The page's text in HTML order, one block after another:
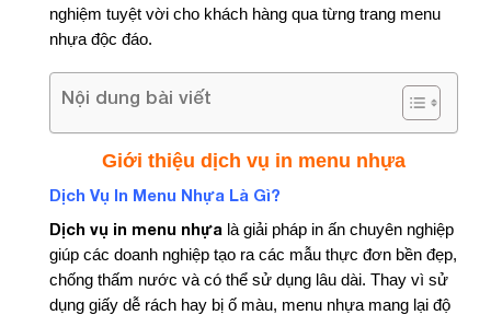
nghiệm tuyệt vời cho khách hàng qua từng trang menu
nhựa độc đáo.
Nội dung bài viết
Giới thiệu dịch vụ in menu nhựa
Dịch Vụ In Menu Nhựa Là Gì?
Dịch vụ in menu nhựa là giải pháp in ấn chuyên nghiệp
giúp các doanh nghiệp tạo ra các mẫu thực đơn bền đẹp,
chống thấm nước và có thể sử dụng lâu dài. Thay vì sử
dụng giấy dễ rách hay bị ố màu, menu nhựa mang lại độ